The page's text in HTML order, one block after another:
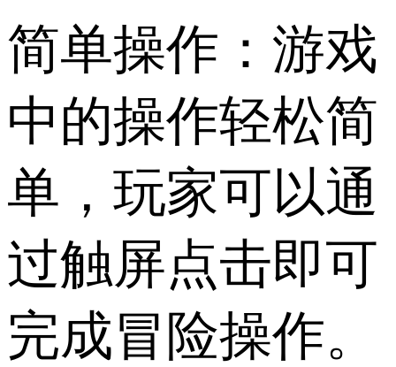
简单操作：游戏
中的操作轻松简
单，玩家可以通
过触屏点击即可
完成冒险操作。